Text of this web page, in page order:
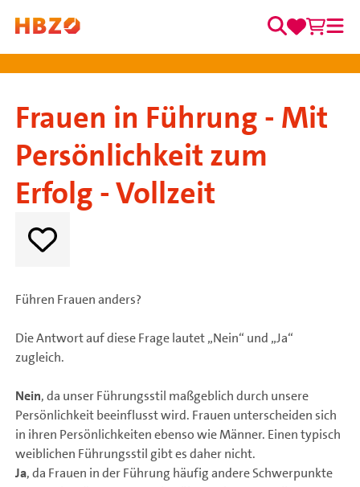
Zum Inhalt springen
Hauptnavigation Suche
Frauen in Führung - Mit
Persönlichkeit zum
Erfolg - Vollzeit
Führen Frauen anders?
Die Antwort auf diese Frage lautet „Nein“ und „Ja“
zugleich.
Nein, da unser Führungsstil maßgeblich durch unsere
Persönlichkeit beeinflusst wird. Frauen unterscheiden sich
in ihren Persönlichkeiten ebenso wie Männer. Einen typisch
weiblichen Führungsstil gibt es daher nicht.
Ja, da Frauen in der Führung häufig andere Schwerpunkte